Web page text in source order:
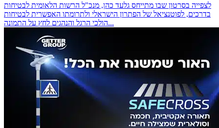
לצפייה בסרטון שבו מתייחס גלעד כהן, מנכ"ל הרשות הלאומית לבטיחות
בדרכים, לפוטנציאל של הפתרון הישראלי ולתרומתו האפשרית לבטיחות
הולכי הרגל והנהגים לחץ על התמונה...